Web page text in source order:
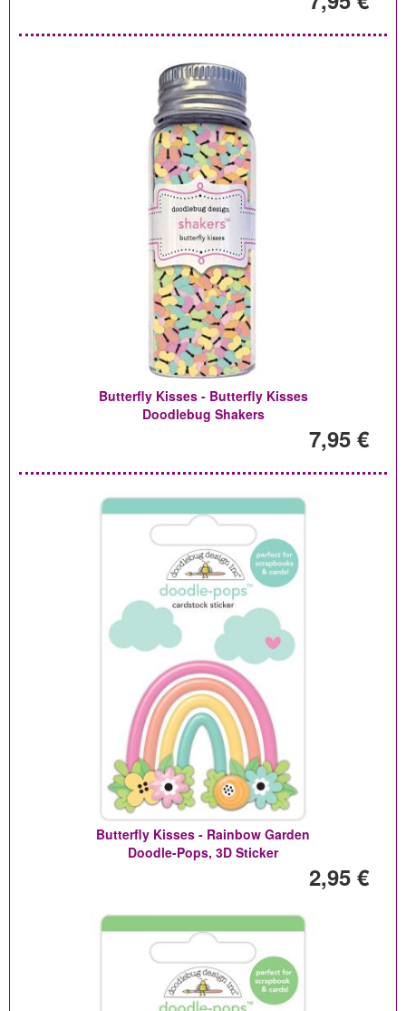
Butterfly Kisses - Butterfly Kisses
Doodlebug Shakers
7,95 €
Butterfly Kisses - Rainbow Garden
Doodle-Pops, 3D Sticker
2,95 €